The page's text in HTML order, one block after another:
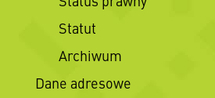
Statut
Archiwum
Dane adresowe